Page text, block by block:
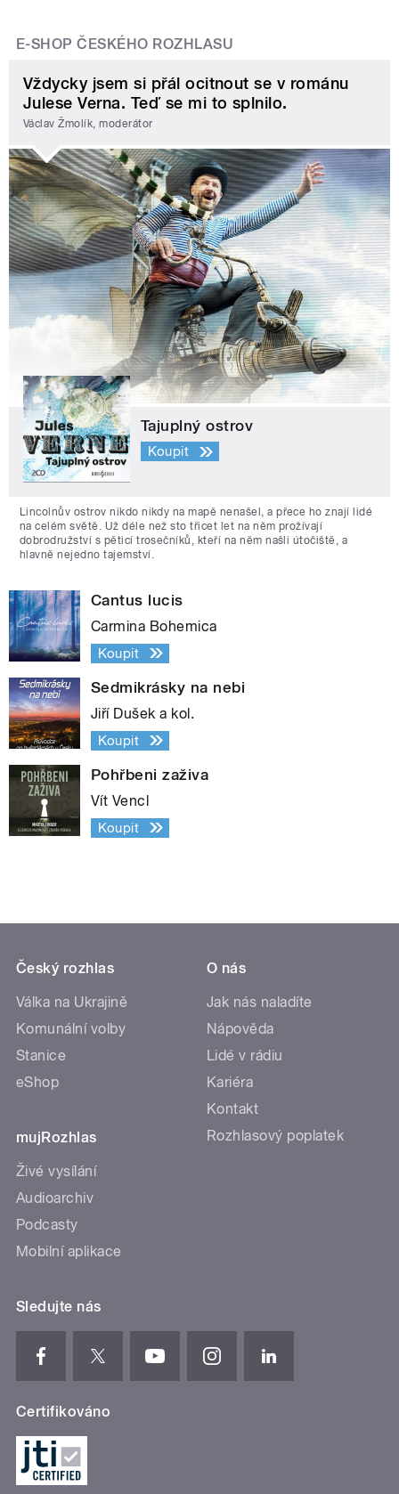
E-SHOP ČESKÉHO ROZHLASU
Vždycky jsem si přál ocitnout se v románu
Julese Verna. Teď se mi to splnilo.
Václav Žmolík, moderátor
Tajuplný ostrov
Koupit
Lincolnův ostrov nikdo nikdy na mapě nenašel, a přece ho znají lidé
na celém světě. Už déle než sto třicet let na něm prožívají
dobrodružství s pěticí trosečníků, kteří na něm našli útočiště, a
hlavně nejedno tajemství.
Cantus lucis
Carmina Bohemica
Koupit
Sedmikrásky na nebi
Jiří Dušek a kol.
Koupit
Pohřbeni zaživa
Vít Vencl
Koupit
Český rozhlas
Válka na Ukrajině
Komunální volby
Stanice
eShop
mujRozhlas
Živé vysílání
Audioarchiv
Podcasty
Mobilní aplikace
O nás
Jak nás naladíte
Nápověda
Lidé v rádiu
Kariéra
Kontakt
Rozhlasový poplatek
Sledujte nás
Certifikováno